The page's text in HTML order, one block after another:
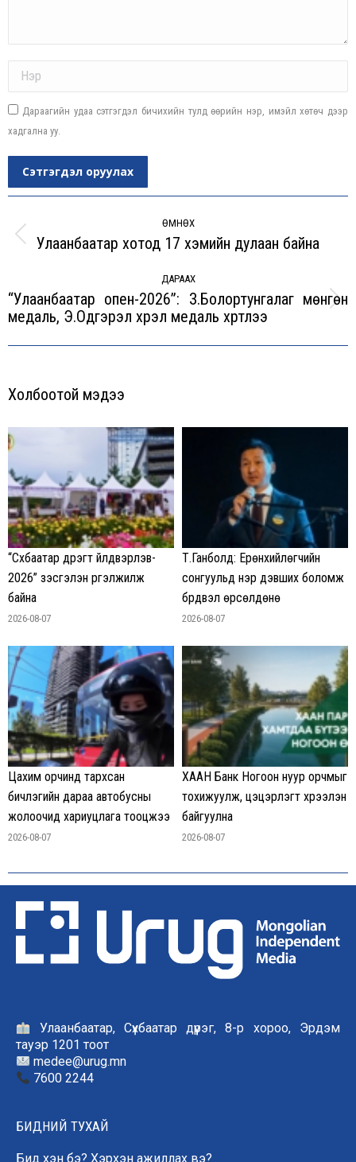
Дараагийн удаа сэтгэгдэл бичихийн тулд өөрийн нэр, имэйл хөтөч дээр
хадгална уу.
Сэтгэгдэл оруулах
navigation
ӨМНӨХ
Previous
Улаанбаатар хотод 17 хэмийн дулаан байна
ДАРААХ
Next
post:
“Улаанбаатар опен-2026”: З.Болортунгалаг мөнгөн
медаль, Э.Одгэрэл хүрэл медаль хүртлээ
Холбоотой мэдээ
“Сүхбаатар дүүрэгт үйлдвэрлэв-
2026” үзэсгэлэн үргэлжилж
байна
2026-08-07
Т.Ганболд: Ерөнхийлөгчийн
сонгуульд нэр дэвших боломж
бүрдвэл өрсөлдөнө
2026-08-07
Цахим орчинд тархсан
бичлэгийн дараа автобусны
жолоочид хариуцлага тооцжээ
2026-08-07
ХААН Банк Ногоон нуур орчмыг
тохижуулж, цэцэрлэгт хүрээлэн
байгуулна
2026-08-07
Улаанбаатар, Сүхбаатар дүүрэг, 8-р хороо, Эрдэм
тауэр 1201 тоот
medee@urug.mn
7600 2244
БИДНИЙ ТУХАЙ
Бид хэн бэ? Хэрхэн ажиллах вэ?